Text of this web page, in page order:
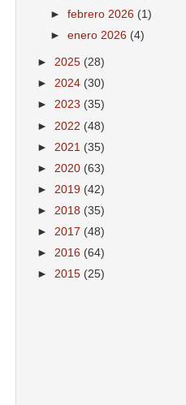
►febrero 2026 (1)
►enero 2026 (4)
► 2025 (28)
► 2024 (30)
► 2023 (35)
► 2022 (48)
► 2021 (35)
► 2020 (63)
► 2019 (42)
► 2018 (35)
► 2017 (48)
► 2016 (64)
► 2015 (25)